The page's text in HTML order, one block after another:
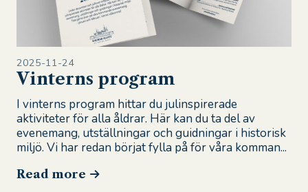
2025-11-24
Vinterns program
I vinterns program hittar du julinspirerade
aktiviteter för alla åldrar. Här kan du ta del av
evenemang, utställningar och guidningar i historisk
miljö. Vi har redan börjat fylla på för våra komman...
Read more